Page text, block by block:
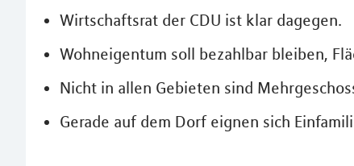
Wirtschaftsrat der CDU ist klar dagegen.
Wohneigentum soll bezahlbar bleiben,
Nicht in allen Gebieten sind
Gerade auf dem Dorf eignen sich